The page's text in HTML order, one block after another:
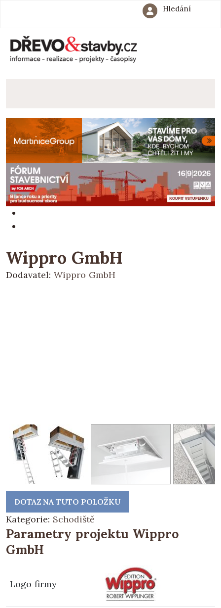
Hledání
Wippro GmbH
Dodavatel: Wippro GmbH
DOTAZ NA TUTO POLOŽKU
Kategorie: Schodiště
Parametry projektu Wippro
GmbH
Logo firmy